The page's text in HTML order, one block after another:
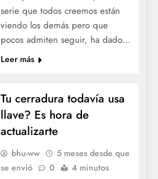
serie que todos creemos están
viendo los demás pero que
pocos admiten seguir, ha dado…
Leer más
Tu cerradura todavía usa
llave? Es hora de
actualizarte
bhu-ww
5 meses desde que
se envió
0 4 minutos